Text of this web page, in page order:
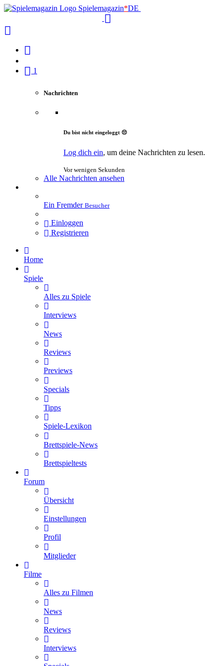
Spielemagazin*DE
1
Nachrichten
Du bist nicht eingeloggt 😔
Log dich ein, um deine Nachrichten zu lesen.
Vor wenigen Sekunden
Alle Nachrichten ansehen
Ein Fremder Besucher
Einloggen
Registrieren
Home
Spiele
Alles zu Spiele
Interviews
News
Reviews
Previews
Specials
Tipps
Spiele-Lexikon
Brettspiele-News
Brettspieltests
Forum
Übersicht
Einstellungen
Profil
Mitglieder
Filme
Alles zu Filmen
News
Reviews
Interviews